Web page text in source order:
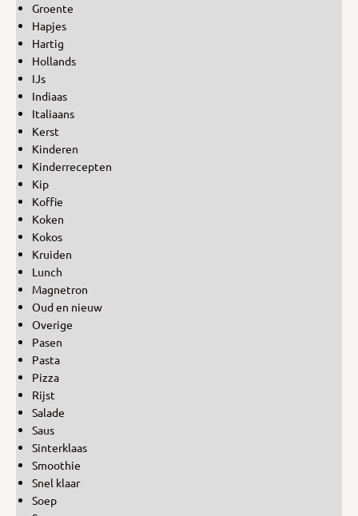
Groente
Hapjes
Hartig
Hollands
IJs
Indiaas
Italiaans
Kerst
Kinderen
Kinderrecepten
Kip
Koffie
Koken
Kokos
Kruiden
Lunch
Magnetron
Oud en nieuw
Overige
Pasen
Pasta
Pizza
Rijst
Salade
Saus
Sinterklaas
Smoothie
Snel klaar
Soep